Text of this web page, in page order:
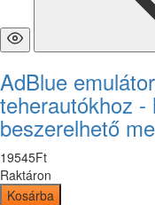
AdBlue
teherautókhoz -
beszerelhető
19545Ft
Raktáron
Kosárba